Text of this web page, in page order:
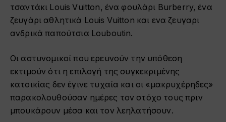
τσαντάκι Louis Vuitton, ένα φουλάρι Burberry, ένα
ζευγάρι αθλητικά Louis Vuitton και ενα ζευγαρι
ανδρικά παπούτσια Louboutin.
Οι αστυνομικοί που ερευνούν την υπόθεση
εκτιμούν ότι η επιλογή της συγκεκριμένης
κατοικίας δεν έγινε τυχαία και οι «μακρυχέρηδες»
παρακολουθούσαν ημέρες τον στόχο τους πριν
μπουκάρουν μέσα και τον λεηλατήσουν.